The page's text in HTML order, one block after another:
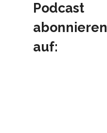
Podcast
abonnieren
auf: